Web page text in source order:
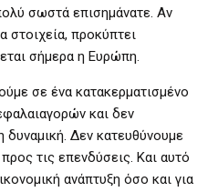
σωστά επισημάνατε. Αν
στοιχεία, προκύπτει
σήμερα η Ευρώπη.
σε ένα κατακερματισμένο
και δεν
Δεν κατευθύνουμε
τις επενδύσεις. Και αυτό
ανάπτυξη όσο και για